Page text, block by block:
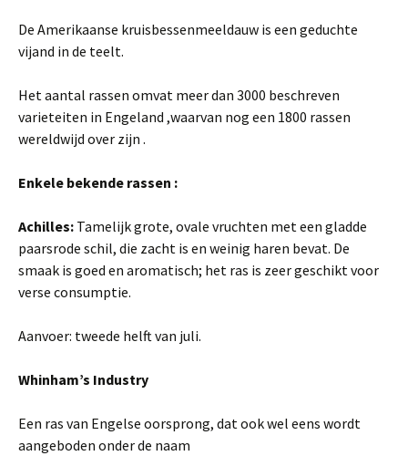
De Amerikaanse kruisbessenmeeldauw is een geduchte
vijand in de teelt.
Het aantal rassen omvat meer dan 3000 beschreven
varieteiten in Engeland ,waarvan nog een 1800 rassen
wereldwijd over zijn .
Enkele bekende rassen :
Achilles: Tamelijk grote, ovale vruchten met een gladde
paarsrode schil, die zacht is en weinig haren bevat. De
smaak is goed en aromatisch; het ras is zeer geschikt voor
verse consumptie.
Aanvoer: tweede helft van juli.
Whinham’s Industry
Een ras van Engelse oorsprong, dat ook wel eens wordt
aangeboden onder de naam